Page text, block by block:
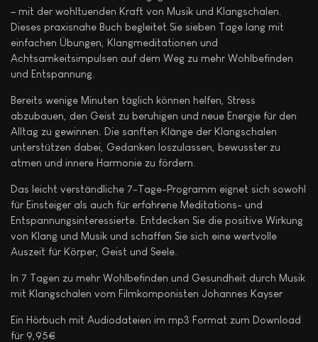
– mit der wohltuenden Kraft von Musik und Klangschalen.
Dieses praxisnahe Buch begleitet Sie sieben Tage lang mit
einfachen Übungen, Klangmeditationen und
Achtsamkeitsimpulsen auf dem Weg zu mehr Wohlbefinden
und Entspannung.
Bereits wenige Minuten täglich können helfen, Stress
abzubauen, den Geist zu beruhigen und neue Energie für den
Alltag zu gewinnen. Die sanften Klänge der Klangschalen
unterstützen dabei, Gedanken loszulassen, bewusster zu
atmen und innere Harmonie zu fördern.
Das leicht verständliche 7-Tage-Programm eignet sich sowohl
für Einsteiger als auch für erfahrene Meditations- und
Entspannungsinteressierte. Entdecken Sie die positive Wirkung
von Klang und Musik und schaffen Sie sich eine wertvolle
Auszeit für Körper, Geist und Seele.
In 7 Tagen zu mehr Wohlbefinden und Gesundheit durch Musik
mit Klangschalen vom Filmkomponisten Johannes Kayser
Ein Hörbuch mit Audiodateien im mp3 Format zum Download
für 9,95€